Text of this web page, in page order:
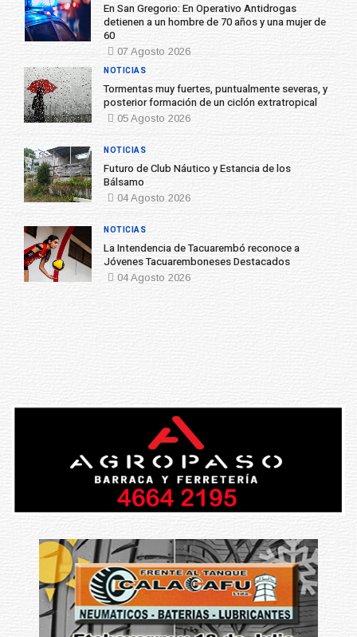
En San Gregorio: En Operativo Antidrogas
detienen a un hombre de 70 años y una mujer de
60
07 Agosto 2026
Tormentas muy fuertes, puntualmente severas, y
posterior formación de un ciclón extratropical
05 Agosto 2026
NOTICIAS
Futuro de Club Náutico y Estancia de los
Bálsamo
04 Agosto 2026
NOTICIAS
La Intendencia de Tacuarembó reconoce a
Jóvenes Tacuaremboneses Destacados
04 Agosto 2026
NOTICIAS